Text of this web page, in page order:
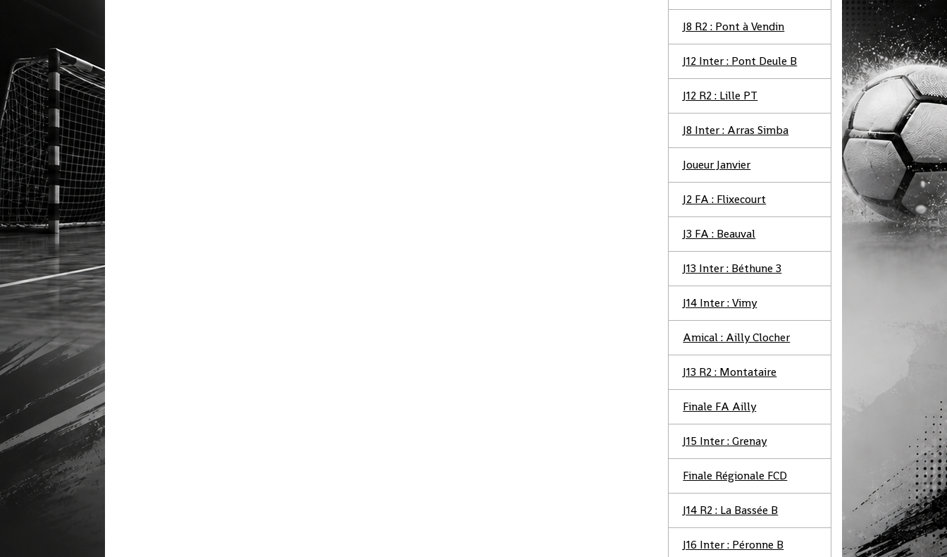
J8 R2 : Pont à Vendin
J12 Inter : Pont Deule B
J12 R2 : Lille PT
J8 Inter : Arras Simba
Joueur Janvier
J2 FA : Flixecourt
J3 FA : Beauval
J13 Inter : Béthune 3
J14 Inter : Vimy
Amical : Ailly Clocher
J13 R2 : Montataire
Finale FA Ailly
J15 Inter : Grenay
Finale Régionale FCD
J14 R2 : La Bassée B
J16 Inter : Péronne B